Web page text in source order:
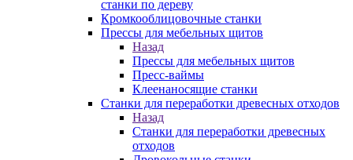
станки по дереву
Кромкооблицовочные станки
Прессы для мебельных щитов
Назад
Прессы для мебельных щитов
Пресс-ваймы
Клеенаносящие станки
Станки для переработки древесных отходов
Назад
Станки для переработки древесных
отходов